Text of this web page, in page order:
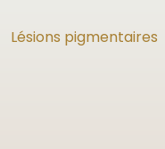
Lésions pigmentaires